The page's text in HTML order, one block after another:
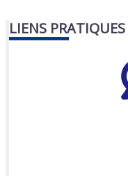
LIENS PRATIQUES